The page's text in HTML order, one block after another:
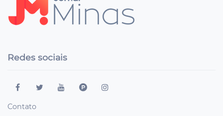
Redes sociais
Contato